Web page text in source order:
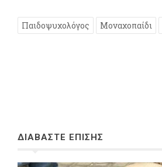
Παιδοψυχολόγος Μοναχοπαίδι
ΔΙΑΒΑΣΤΕ ΕΠΙΣΗΣ